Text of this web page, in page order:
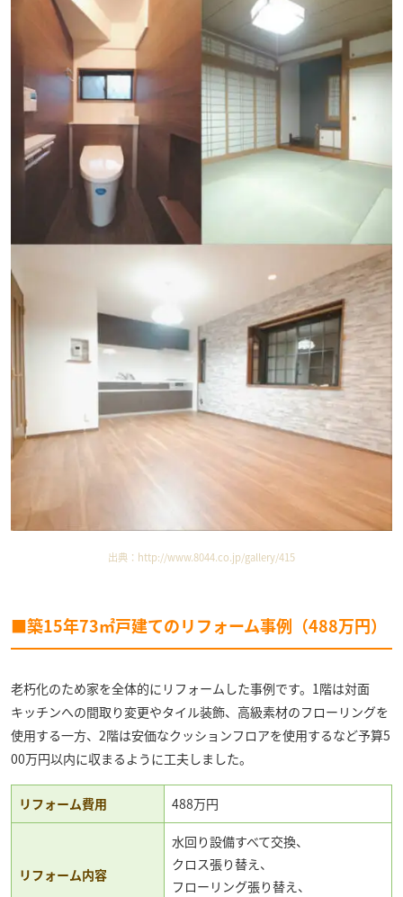
出典： http://www.8044.co.jp/gallery/415
■築15年73㎡戸建てのリフォーム事例（488万円）
老朽化のため家を全体的にリフォームした事例です。1階は対面
キッチンへの間取り変更やタイル装飾、高級素材のフローリングを
使用する一方、2階は安価なクッションフロアを使用するなど予算5
00万円以内に収まるように工夫しました。
リフォーム費用 488万円
リフォーム内容
水回り設備すべて交換、
クロス張り替え、
フローリング張り替え、